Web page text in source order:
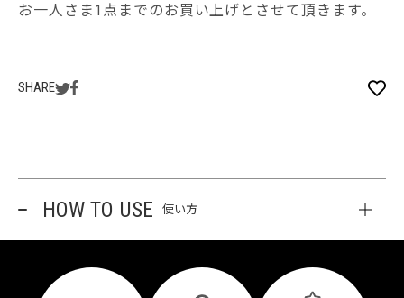
お一人さま1点までのお買い上げとさせて頂きます。
SHARE
HOW TO USE 使い方